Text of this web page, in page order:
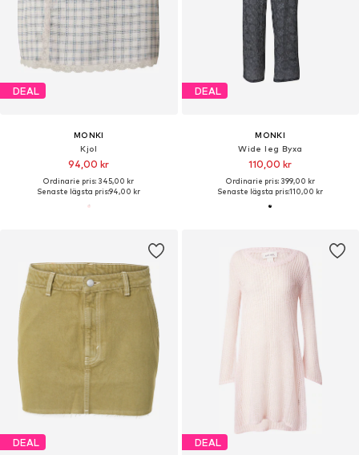
DEAL
MONKI
Kjol
94,00 kr
Ordinarie pris: 345,00 kr
Senaste lägsta pris:94,00 kr
DEAL
MONKI
Wide leg Byxa
110,00 kr
Ordinarie pris: 399,00 kr
Senaste lägsta pris:110,00 kr
DEAL DEAL